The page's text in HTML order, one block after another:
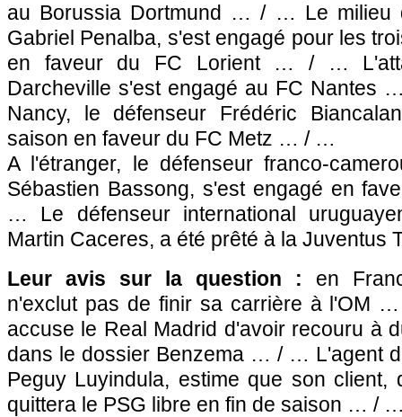
au Borussia Dortmund … / … Le milieu
Gabriel Penalba, s'est engagé pour les
en faveur du FC Lorient … / …
Darcheville s'est engagé au FC Nantes
Nancy, le défenseur Frédéric
saison en faveur du FC Metz … / …
A l'étranger, le défenseur franco-
Sébastien Bassong, s'est engagé en
… Le défenseur international
Martin Caceres, a été prêté à la
Leur avis sur la question : en
n'exclut pas de finir sa carrière à l'OM …
accuse le Real Madrid d'avoir recouru à
dans le dossier Benzema … / … L'agent
Peguy Luyindula, estime que son client,
quittera le PSG libre en fin de saison … /